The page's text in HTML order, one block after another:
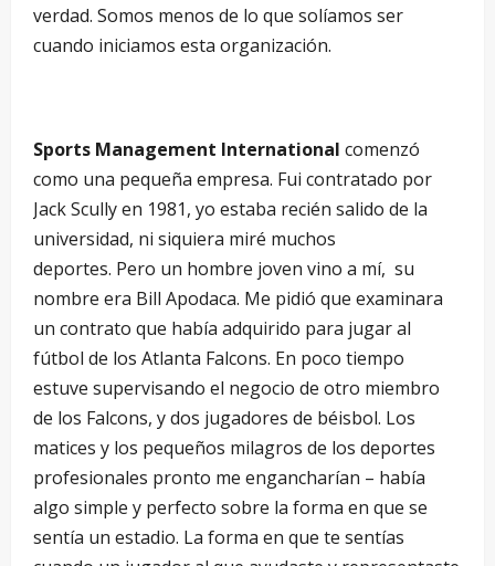
verdad. Somos menos de lo que solíamos ser
cuando iniciamos esta organización.
Sports Management International comenzó
como una pequeña empresa. Fui contratado por
Jack Scully en 1981, yo estaba recién salido de la
universidad, ni siquiera miré muchos
deportes. Pero un hombre joven vino a mí, su
nombre era Bill Apodaca. Me pidió que examinara
un contrato que había adquirido para jugar al
fútbol de los Atlanta Falcons. En poco tiempo
estuve supervisando el negocio de otro miembro
de los Falcons, y dos jugadores de béisbol. Los
matices y los pequeños milagros de los deportes
profesionales pronto me engancharían – había
algo simple y perfecto sobre la forma en que se
sentía un estadio. La forma en que te sentías